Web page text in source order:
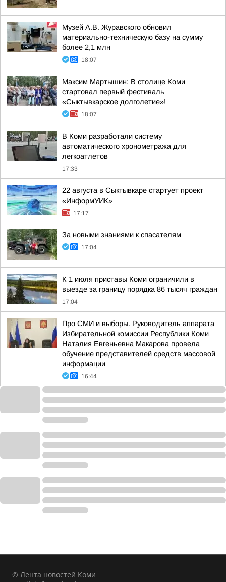
Музей А.В. Журавского обновил
материально-техническую базу на сумму
более 2,1 млн
18:07
Максим Мартышин: В столице Коми
стартовал первый фестиваль
«Сыктывкарское долголетие»!
18:07
В Коми разработали систему
автоматического хронометража для
легкоатлетов
17:33
22 августа в Сыктывкаре стартует проект
«ИнформУИК»
17:17
За новыми знаниями к спасателям
17:04
К 1 июля приставы Коми ограничили в
выезде за границу порядка 86 тысяч граждан
17:04
Про СМИ и выборы. Руководитель аппарата
Избирательной комиссии Республики Коми
Наталия Евгеньевна Макарова провела
обучение представителей средств массовой
информации
16:44
© Лента новостей Коми